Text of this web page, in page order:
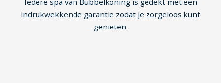
Iedere spa van Bubbelkoning is gedekt met een
indrukwekkende garantie zodat je zorgeloos kunt
genieten.